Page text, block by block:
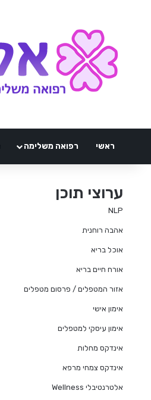
ראשי רפואה משלימה
ערוצי תוכן
NLP
אהבה רוחנית
אוכל בריא
אורח חיים בריא
אזור המטפלים / פרסום מטפלים
אימון אישי
אימון עיסקי למטפלים
אינדקס מחלות
אינדקס צמחי מרפא
אלטרנטיבלי Wellness